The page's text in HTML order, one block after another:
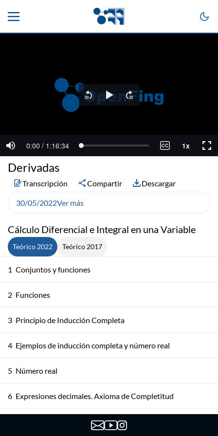
Cálculo Diferencial e Integral en una Variable
Teórico 2022 Teórico 2017
1 Conjuntos y funciones
2 Funciones
3 Principio de Inducción Completa
4 Ejemplos de inducción completa y número real
5 Número real
6 Expresiones decimales. Axioma de Completitud
Supremos, Ínfimos y Axioma de Completitud
Derivadas
Transcripción Compartir Descargar
30/05/2022Ver más